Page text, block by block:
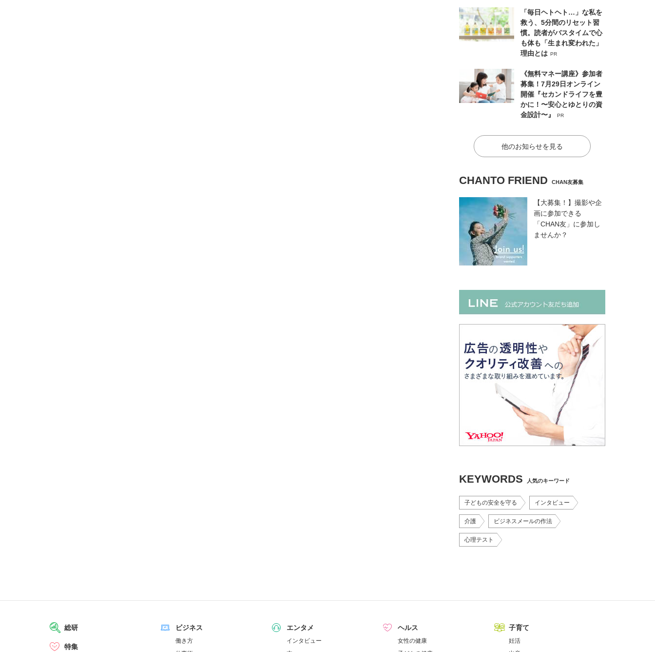
「毎日ヘトヘト…」な私を
救う、5分間のリセット習
慣。読者がバスタイムで心
も体も「生まれ変われた」
理由とは PR
《無料マネー講座》参加者
募集！7月29日オンライン
開催『セカンドライフを豊
かに！〜安心とゆとりの資
金設計〜』
PR
他のお知らせを見る
CHANTO FRIEND CHAN友募集
【大募集！】撮影や企
画に参加できる
「CHAN友」に参加し
ませんか？
KEYWORDS 人気のキーワード
子どもの安全を守る インタビュー
介護 ビジネスメールの作法
心理テスト
総研
特集
ビジネス
働き方
エンタメ
インタビュー
ヘルス
女性の健康
子育て
妊活